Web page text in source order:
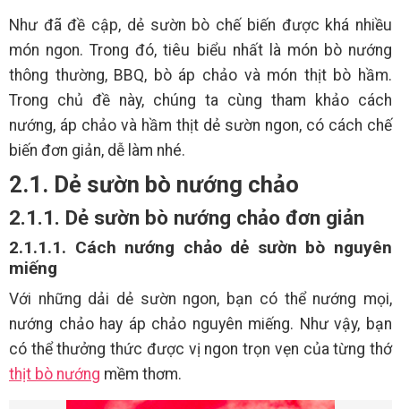
Như đã đề cập, dẻ sườn bò chế biến được khá nhiều
món ngon. Trong đó, tiêu biểu nhất là món bò nướng
thông thường, BBQ, bò áp chảo và món thịt bò hầm.
Trong chủ đề này, chúng ta cùng tham khảo cách
nướng, áp chảo và hầm thịt dẻ sườn ngon, có cách chế
biến đơn giản, dễ làm nhé.
2.1. Dẻ sườn bò nướng chảo
2.1.1. Dẻ sườn bò nướng chảo đơn giản
2.1.1.1. Cách nướng chảo dẻ sườn bò nguyên
miếng
Với những dải dẻ sườn ngon, bạn có thể nướng mọi,
nướng chảo hay áp chảo nguyên miếng. Như vậy, bạn
có thể thưởng thức được vị ngon trọn vẹn của từng thớ
thịt bò nướng mềm thơm.